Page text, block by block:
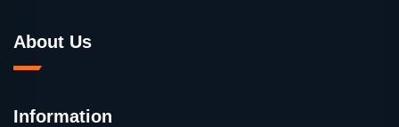
About Us
Information